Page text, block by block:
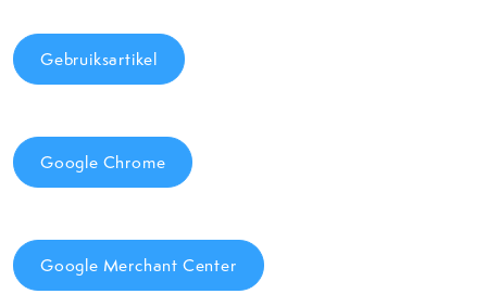
Gebruiksartikel
Google Chrome
Google Merchant Center